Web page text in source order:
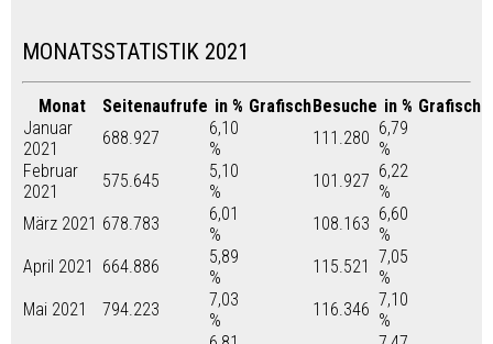
MONATSSTATISTIK 2021
Monat Seitenaufrufe in % GrafischBesuche in % Grafisch
Januar
2021
688.927
6,10
%
111.280 6,79
%
Februar
2021
575.645
5,10
%
101.927 6,22
%
März 2021 678.783
6,01
%
108.163 6,60
%
April 2021
664.886
5,89
%
115.521 7,05
%
Mai 2021
794.223
7,03
%
116.346 7,10
%